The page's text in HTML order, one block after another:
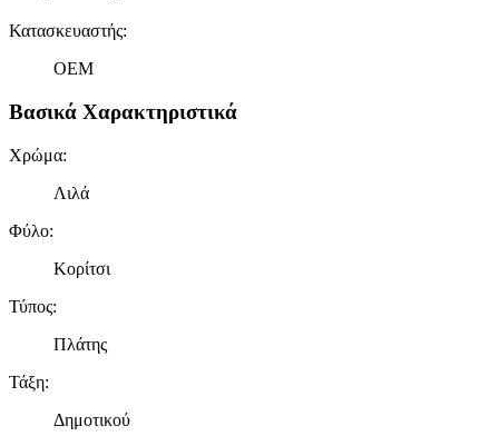
Κατασκευαστής:
OEM
Βασικά Χαρακτηριστικά
Χρώμα:
Λιλά
Φύλο:
Κορίτσι
Τύπος:
Πλάτης
Τάξη:
Δημοτικού